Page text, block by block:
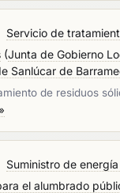
Servicio de
(Junta de Gobierno
Sanlúcar de
de residuos
Suministro de
el alumbrado